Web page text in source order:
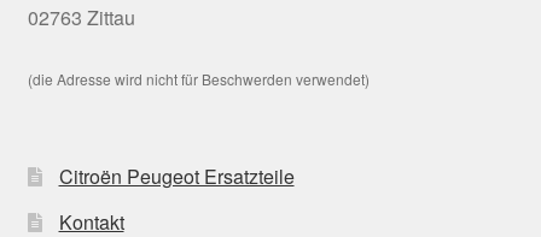
02763 Zittau
(die Adresse wird nicht für Beschwerden verwendet)
Citroën Peugeot Ersatzteile
Kontakt